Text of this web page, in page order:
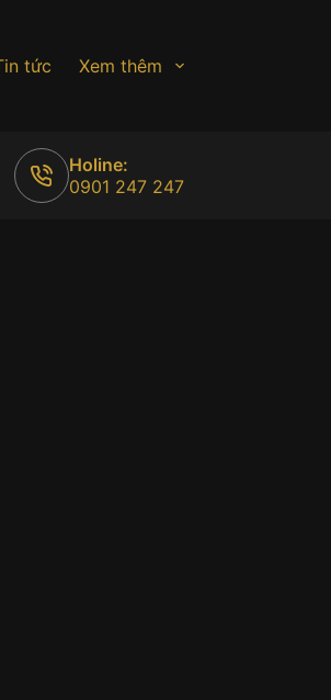
tức Xem thêm
Holine:
0901 247 247